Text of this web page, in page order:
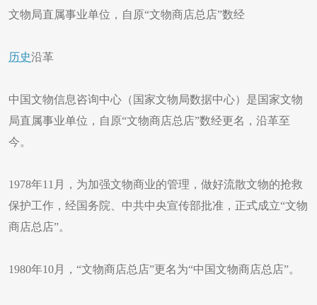
文物局直属事业单位，自原“文物商店总店”数经
历史沿革
中国文物信息咨询中心（国家文物局数据中心）是国家文物
局直属事业单位，自原“文物商店总店”数经更名，沿革至
今。
1978年11月，为加强文物商业的管理，做好流散文物的抢救
保护工作，经国务院、中共中央宣传部批准，正式成立“文物
商店总店”。
1980年10月，“文物商店总店”更名为“中国文物商店总店”。